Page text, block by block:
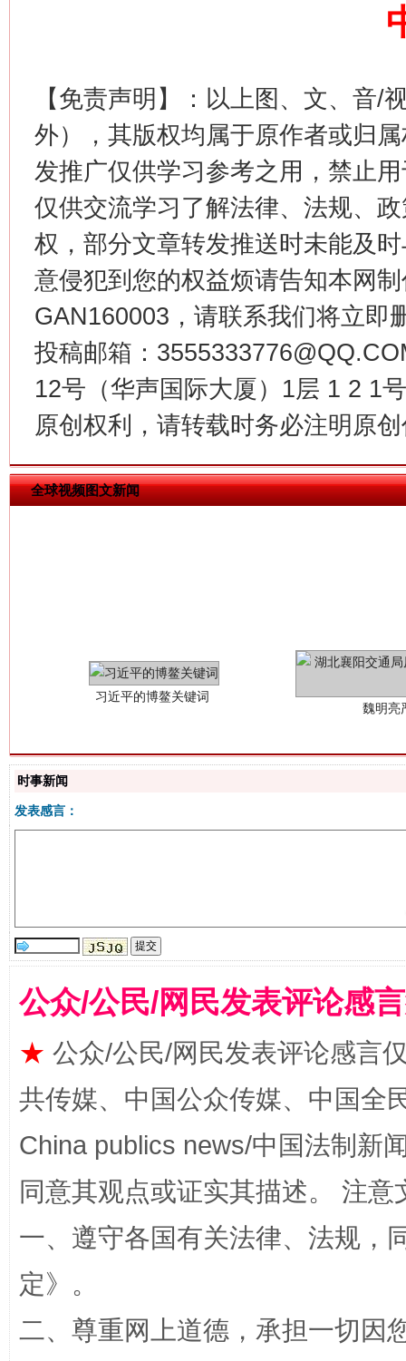
【免责声明】：以上图、文、音/
外），其版权均属于原作者或归
发推广仅供学习参考之用，禁止
仅供交流学习了解法律、法规、
权，部分文章转发推送时未能及
意侵犯到您的权益烦请告知本网
GAN160003，请联系我们将立即
投稿邮箱：
12号（华声国际大厦）1层 1 2 1
原创权利，请转载时务必注明原
全球视频图文新闻
这是一记警钟！ 谢
在谋一域中谋全局
今
揭批美国五大"原罪" "炒
解纷+调解+退费，一次搞定
时事新闻
发表感言：
公众/公民/网民发表评论感
★ 公众/公民/网民发表评论感言
共传媒、中国公众传媒、中国全
China publics news/中国法制新
同意其观点或证实其描述。 注
一、遵守各国有关法律、法规，
定》。
二、尊重网上道德，承担一切因